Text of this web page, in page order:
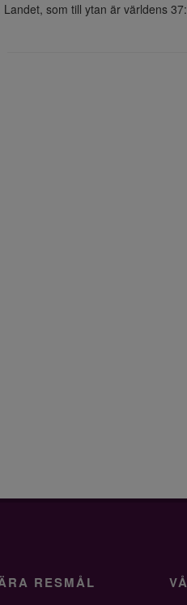
som till ytan är världens
RESMÅL